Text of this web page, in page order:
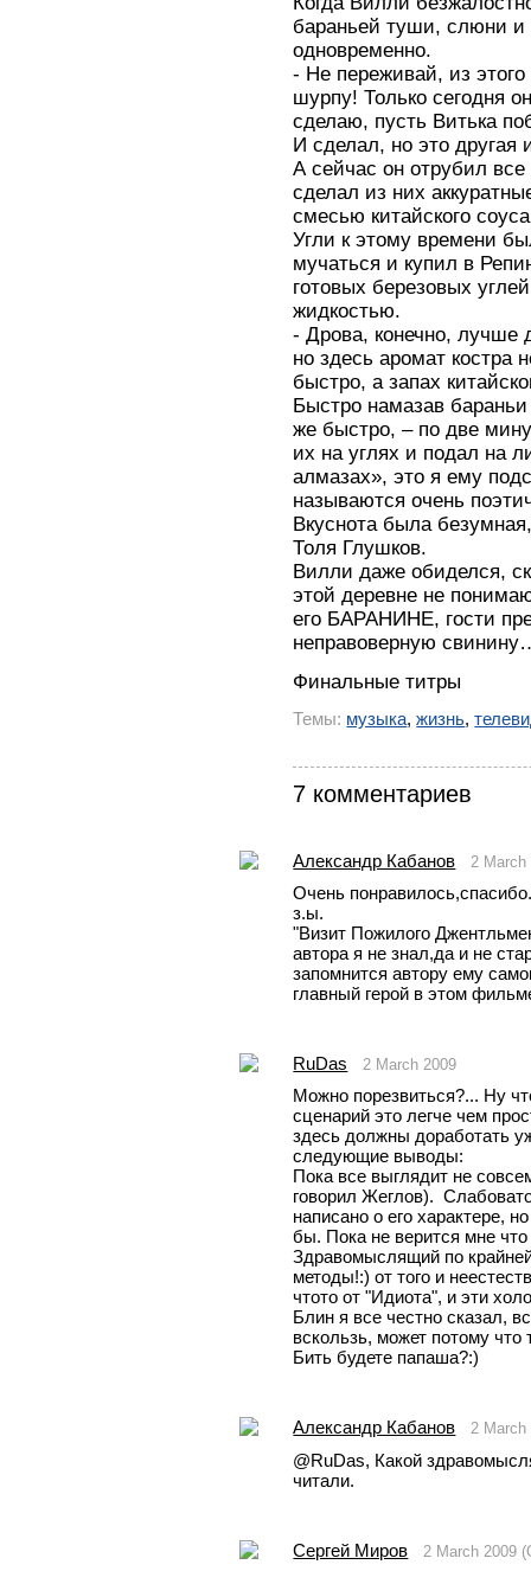
бараньей туши, слюни и
одновременно.
- Не переживай, из
шурпу! Только сегодня
сделаю, пусть Витька
И сделал, но это другая
А сейчас он отрубил
сделал из них
смесью китайского
Угли к этому времени
мучаться и купил в
готовых березовых
жидкостью.
- Дрова, конечно, лучше
но здесь аромат костра
быстро, а запах
Быстро намазав
же быстро, – по две
их на углях и подал на
алмазах», это я ему
называются очень
Вкуснота была
Толя Глушков.
Вилли даже обиделся,
этой деревне не
его БАРАНИНЕ, гости
неправоверную
Финальные титры
Темы: музыка,жизнь,
7 комментариев
Александр Кабанов 2 March
Очень
з.ы.
"Визит Пожилого
автора я не знал,да и не
запомнится автору ему
главный герой в этом
RuDas 2 March 2009
Можно порезвиться?... Ну
сценарий это легче чем
здесь должны доработать
следующие выводы:
Пока все выглядит не
говорил Жеглов).
написано о его характере,
бы. Пока не верится мне
Здравомыслящий по
методы!:) от того и
чтото от "Идиота", и эти
Блин я все честно сказал,
вскользь, может потому что
Бить будете папаша?:)
Александр Кабанов 2 March
@RuDas, Какой
читали.
Сергей Миров 2 March 2009